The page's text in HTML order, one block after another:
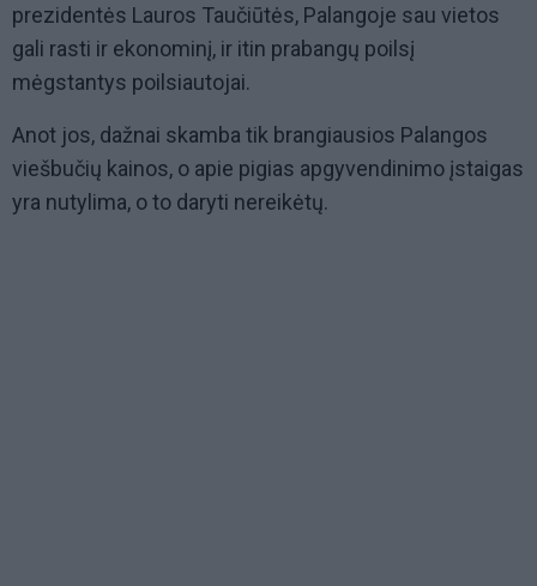
prezidentės Lauros Taučiūtės, Palangoje sau vietos
gali rasti ir ekonominį, ir itin prabangų poilsį
mėgstantys poilsiautojai.
Anot jos, dažnai skamba tik brangiausios Palangos
viešbučių kainos, o apie pigias apgyvendinimo įstaigas
yra nutylima, o to daryti nereikėtų.